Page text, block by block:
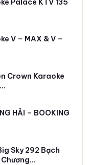
Palace KTV 135
V – MAX & V –
Crown Karaoke
HẢI – BOOKING
Sky 292 Bạch